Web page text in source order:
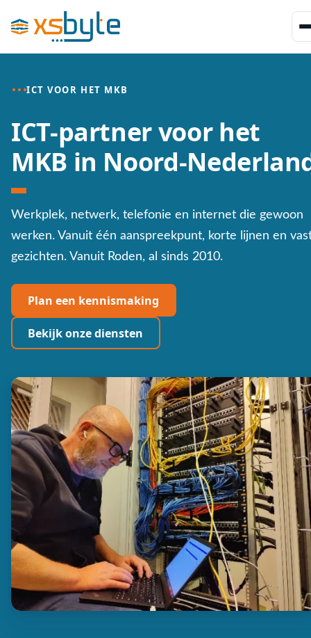
ICT VOOR HET MKB
ICT-partner voor het
MKB in Noord-
Werkplek, netwerk, telefonie en internet die gewoon
werken. Vanuit één aanspreekpunt, korte lijnen en
gezichten. Vanuit Roden, al sinds 2010.
Plan een kennismaking
Bekijk onze diensten